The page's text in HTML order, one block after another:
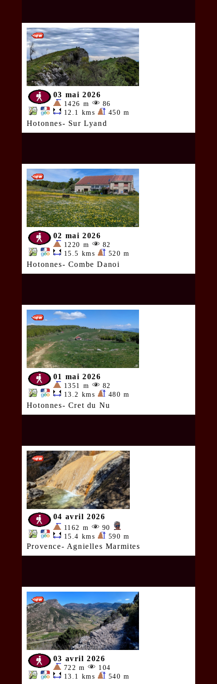
03 mai 2026
1426 m
86
12.1 kms
450 m
Hotonnes- Sur Lyand
02 mai 2026
1220 m
82
15.5 kms
520 m
Hotonnes- Combe Danoi
01 mai 2026
1351 m
82
13.2 kms
480 m
Hotonnes- Cret du Nu
04 avril 2026
1162 m
90
15.4 kms
590 m
Provence- Agnielles Marmites
03 avril 2026
722 m
104
13.1 kms
540 m